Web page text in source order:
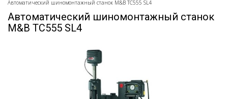
Автоматический шиномонтажный станок M&B TC555 SL4
Автоматический шиномонтажный станок
M&B TC555 SL4